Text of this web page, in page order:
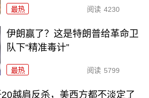
最热 阅读 4230
伊朗赢了？这是特朗普给革命卫
队下“精准毒计”
最热 阅读 5799
越肩反杀，美西方都不淡定了